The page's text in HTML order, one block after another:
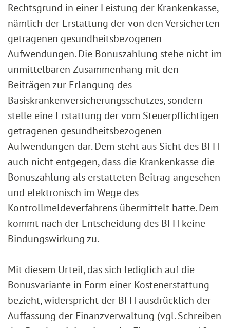
Rechtsgrund in einer Leistung der Krankenkasse,
nämlich der Erstattung der von den Versicherten
getragenen gesundheitsbezogenen
Aufwendungen. Die Bonuszahlung stehe nicht im
unmittelbaren Zusammenhang mit den
Beiträgen zur Erlangung des
Basiskrankenversicherungsschutzes, sondern
stelle eine Erstattung der vom Steuerpflichtigen
getragenen gesundheitsbezogenen
Aufwendungen dar. Dem steht aus Sicht des BFH
auch nicht entgegen, dass die Krankenkasse die
Bonuszahlung als erstatteten Beitrag angesehen
und elektronisch im Wege des
Kontrollmeldeverfahrens übermittelt hatte. Dem
kommt nach der Entscheidung des BFH keine
Bindungswirkung zu.
Mit diesem Urteil, das sich lediglich auf die
Bonusvariante in Form einer Kostenerstattung
bezieht, widerspricht der BFH ausdrücklich der
Auffassung der Finanzverwaltung (vgl. Schreiben